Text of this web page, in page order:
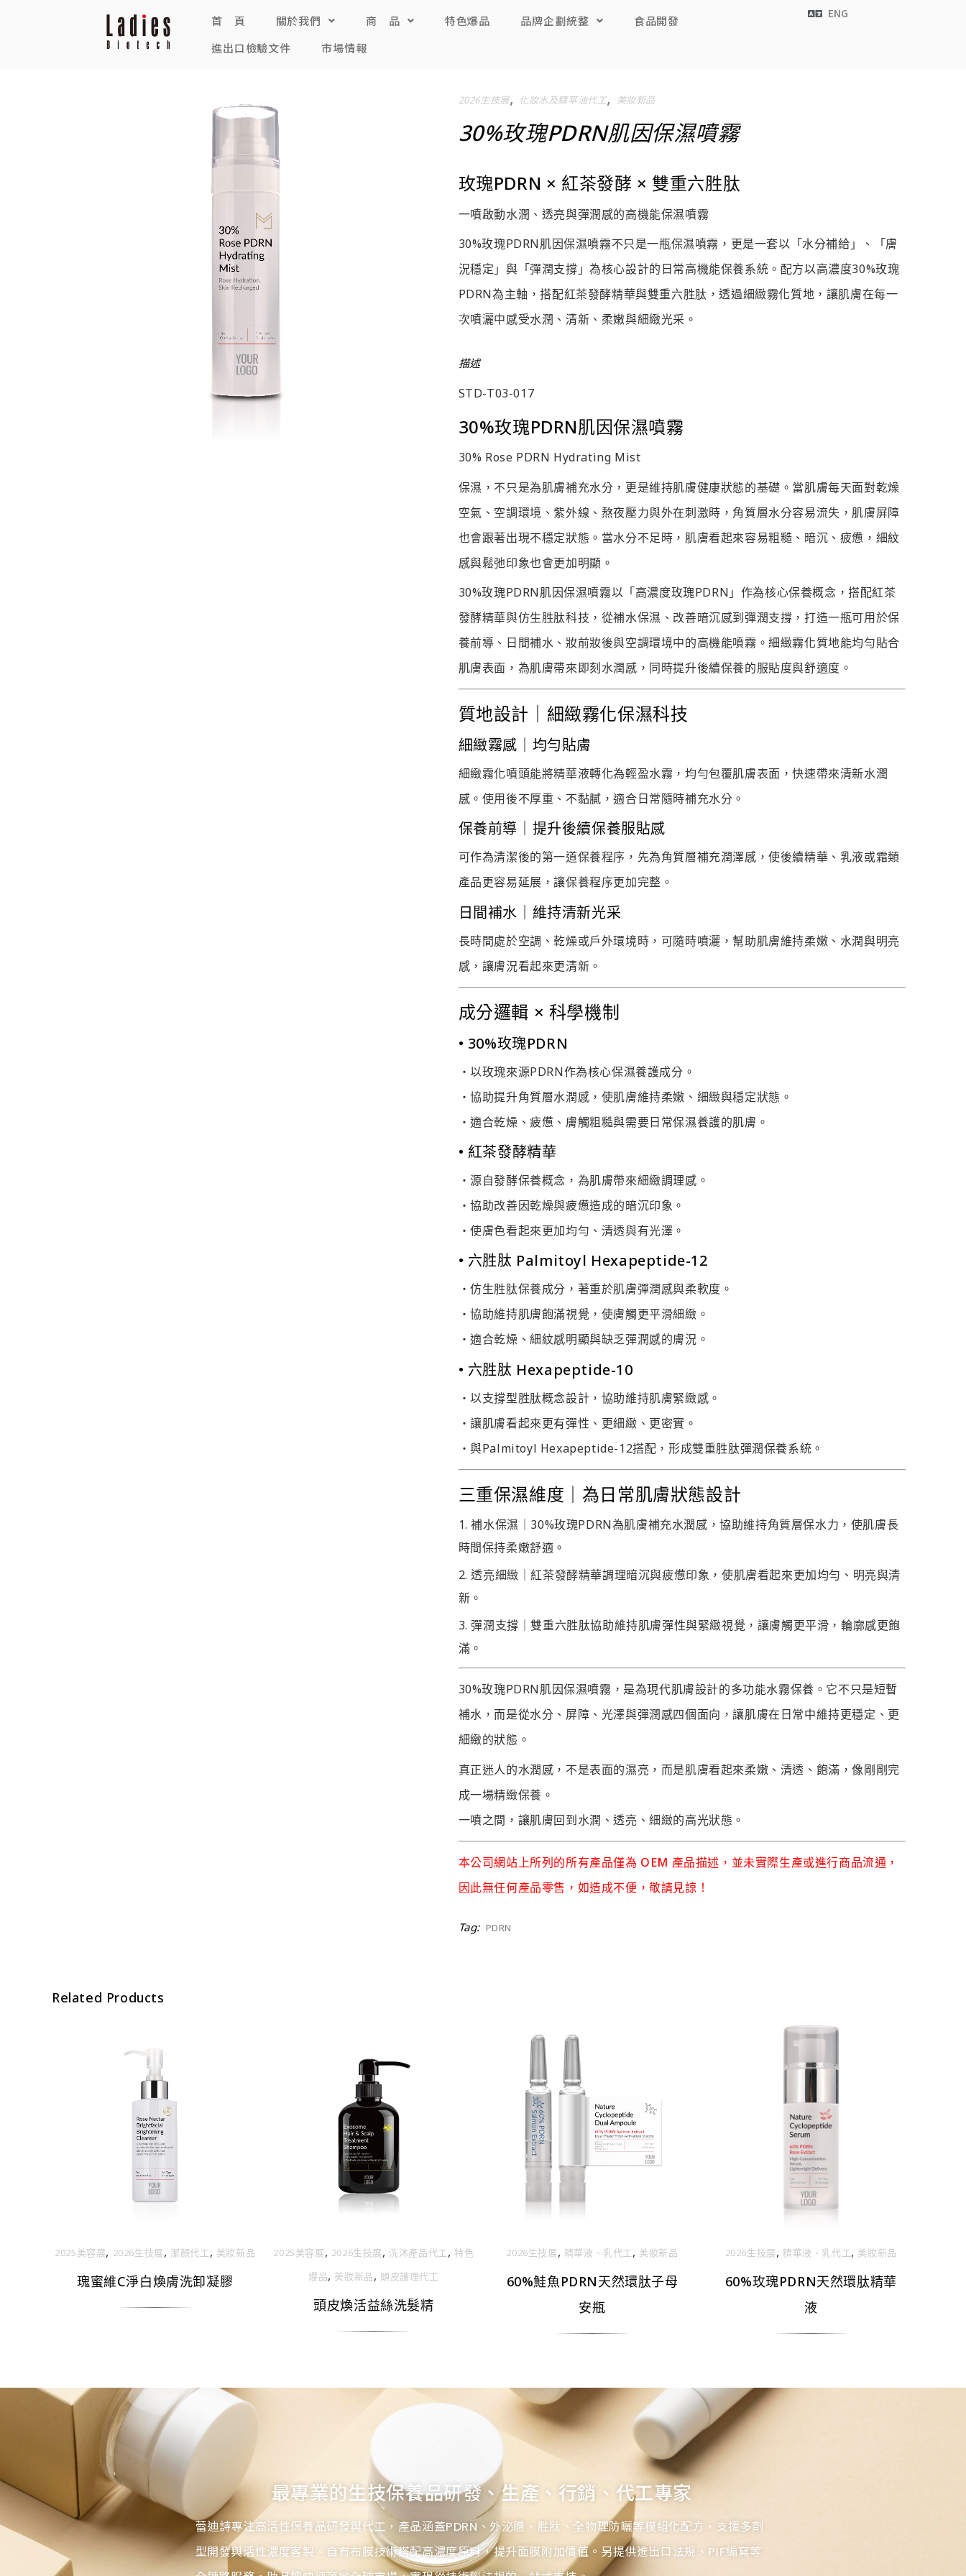
首 頁 關於我們 商 品 特色爆品 品牌企劃統整
食品開發
進出口檢驗文件
市場情報
ENG
2026生技展, 化妝⽔及精萃油代⼯, 美妝新品
30%玫瑰PDRN肌因保濕噴霧
玫瑰PDRN × 紅茶發酵 × 雙重六胜肽
一噴啟動水潤、透亮與彈潤感的高機能保濕噴霧
30%玫瑰PDRN肌因保濕噴霧不只是一瓶保濕噴霧，更是一套以「水分補給」、「膚
況穩定」與「彈潤支撐」為核心設計的日常高機能保養系統。配方以高濃度30%玫瑰
PDRN為主軸，搭配紅茶發酵精華與雙重六胜肽，透過細緻霧化質地，讓肌膚在每一
次噴灑中感受水潤、清新、柔嫩與細緻光采。
描述
STD-T03-017
30%玫瑰PDRN肌因保濕噴霧
30% Rose PDRN Hydrating Mist
保濕，不只是為肌膚補充水分，更是維持肌膚健康狀態的基礎。當肌膚每天面對乾燥
空氣、空調環境、紫外線、熬夜壓力與外在刺激時，角質層水分容易流失，肌膚屏障
也會跟著出現不穩定狀態。當水分不足時，肌膚看起來容易粗糙、暗沉、疲憊，細紋
感與鬆弛印象也會更加明顯。
30%玫瑰PDRN肌因保濕噴霧以「高濃度玫瑰PDRN」作為核心保養概念，搭配紅茶
發酵精華與仿生胜肽科技，從補水保濕、改善暗沉感到彈潤支撐，打造一瓶可用於保
養前導、日間補水、妝前妝後與空調環境中的高機能噴霧。細緻霧化質地能均勻貼合
肌膚表面，為肌膚帶來即刻水潤感，同時提升後續保養的服貼度與舒適度。
質地設計｜細緻霧化保濕科技
細緻霧感｜均勻貼膚
細緻霧化噴頭能將精華液轉化為輕盈水霧，均勻包覆肌膚表面，快速帶來清新水潤
感。使用後不厚重、不黏膩，適合日常隨時補充水分。
保養前導｜提升後續保養服貼感
可作為清潔後的第一道保養程序，先為角質層補充潤澤感，使後續精華、乳液或霜類
產品更容易延展，讓保養程序更加完整。
日間補水｜維持清新光采
長時間處於空調、乾燥或戶外環境時，可隨時噴灑，幫助肌膚維持柔嫩、水潤與明亮
感，讓膚況看起來更清新。
成分邏輯 × 科學機制
• 30%玫瑰PDRN
・以玫瑰來源PDRN作為核心保濕養護成分。
・協助提升角質層水潤感，使肌膚維持柔嫩、細緻與穩定狀態。
・適合乾燥、疲憊、膚觸粗糙與需要日常保濕養護的肌膚。
• 紅茶發酵精華
・源自發酵保養概念，為肌膚帶來細緻調理感。
・協助改善因乾燥與疲憊造成的暗沉印象。
・使膚色看起來更加均勻、清透與有光澤。
• 六胜肽 Palmitoyl Hexapeptide-12
・仿生胜肽保養成分，著重於肌膚彈潤感與柔軟度。
・協助維持肌膚飽滿視覺，使膚觸更平滑細緻。
・適合乾燥、細紋感明顯與缺乏彈潤感的膚況。
• 六胜肽 Hexapeptide-10
・以支撐型胜肽概念設計，協助維持肌膚緊緻感。
・讓肌膚看起來更有彈性、更細緻、更密實。
・與Palmitoyl Hexapeptide-12搭配，形成雙重胜肽彈潤保養系統。
三重保濕維度｜為日常肌膚狀態設計
補水保濕｜ 30%玫瑰PDRN為肌膚補充水潤感，協助維持角質層保水力，使肌膚長
時間保持柔嫩舒適。
透亮細緻｜紅茶發酵精華調理暗沉與疲憊印象，使肌膚看起來更加均勻、明亮與清
新。
彈潤支撐｜雙重六胜肽協助維持肌膚彈性與緊緻視覺，讓膚觸更平滑，輪廓感更飽
滿。
30%玫瑰PDRN肌因保濕噴霧，是為現代肌膚設計的多功能水霧保養。它不只是短暫
補水，而是從水分、屏障、光澤與彈潤感四個面向，讓肌膚在日常中維持更穩定、更
細緻的狀態。
真正迷人的水潤感，不是表面的濕亮，而是肌膚看起來柔嫩、清透、飽滿，像剛剛完
成一場精緻保養。
一噴之間，讓肌膚回到水潤、透亮、細緻的高光狀態。
本公司網站上所列的所有產品僅為 OEM 產品描述，並未實際生產或進行商品流通，
因此無任何產品零售，如造成不便，敬請見諒！
Tag: PDRN
Related Products
2025美容展, 2026生技展, 潔顏代工, 美妝新品
瑰蜜維C淨白煥膚洗卸凝膠
2025美容展, 2026生技展, 洗沐產品代工, 特色
爆品, 美妝新品, 頭皮護理代工
頭皮煥活益絲洗髮精
2026生技展, 精華液、乳代⼯, 美妝新品
60%鮭魚PDRN天然環肽子母
安瓶
2026生技展,精華液、乳代⼯, 美妝新品
60%玫瑰PDRN天然環肽精華
液
最專業的生技保養品研發、生產、行銷、代工專家
蕾迪詩專注高活性保養品研發與代工，產品涵蓋PDRN、外泌體、胜肽、全物理防曬等模組化配方，支援多劑
型開發與活性濃度客製。自有布膜技術搭配高濃度原料，提升面膜附加價值。另提供進出口法規、PIF編寫等